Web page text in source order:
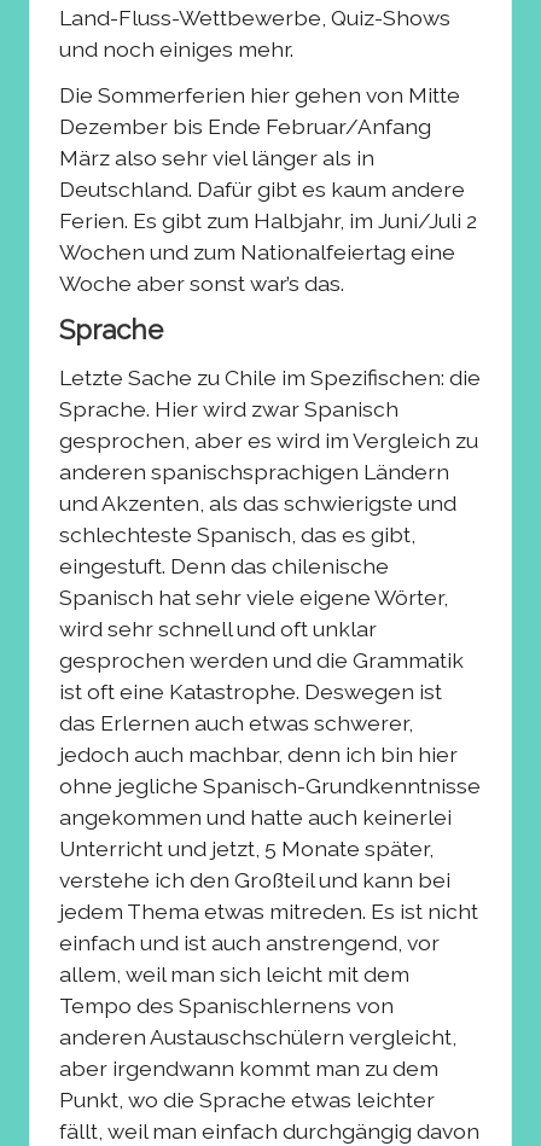
Land-Fluss-Wettbewerbe, Quiz-Shows
und noch einiges mehr.
Die Sommerferien hier gehen von Mitte
Dezember bis Ende Februar/Anfang
März also sehr viel länger als in
Deutschland. Dafür gibt es kaum andere
Ferien. Es gibt zum Halbjahr, im Juni/Juli 2
Wochen und zum Nationalfeiertag eine
Woche aber sonst war’s das.
Sprache
Letzte Sache zu Chile im Spezifischen: die
Sprache. Hier wird zwar Spanisch
gesprochen, aber es wird im Vergleich zu
anderen spanischsprachigen Ländern
und Akzenten, als das schwierigste und
schlechteste Spanisch, das es gibt,
eingestuft. Denn das chilenische
Spanisch hat sehr viele eigene Wörter,
wird sehr schnell und oft unklar
gesprochen werden und die Grammatik
ist oft eine Katastrophe. Deswegen ist
das Erlernen auch etwas schwerer,
jedoch auch machbar, denn ich bin hier
ohne jegliche Spanisch-Grundkenntnisse
angekommen und hatte auch keinerlei
Unterricht und jetzt, 5 Monate später,
verstehe ich den Großteil und kann bei
jedem Thema etwas mitreden. Es ist nicht
einfach und ist auch anstrengend, vor
allem, weil man sich leicht mit dem
Tempo des Spanischlernens von
anderen Austauschschülern vergleicht,
aber irgendwann kommt man zu dem
Punkt, wo die Sprache etwas leichter
fällt, weil man einfach durchgängig davon